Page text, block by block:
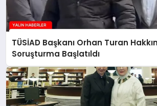
TÜSİAD Başkanı Orhan Turan
Soruşturma Başlatıldı